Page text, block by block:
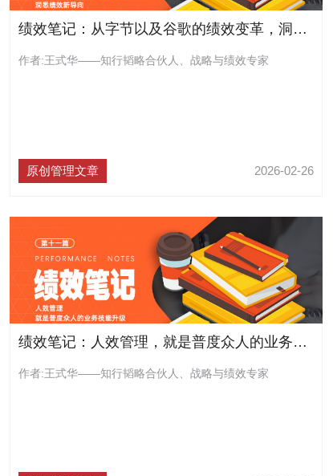
绩效笔记：从字节以及谷歌的绩效变革，洞悉绩效新导向
作者:王式华——知行韬略合伙人、战略与绩效专家
原创管理文章 2026-02-26
绩效笔记：人效管理，就是普度众人的业务技能升级（附操作方案）
作者:王式华——知行韬略合伙人、战略与绩效专家